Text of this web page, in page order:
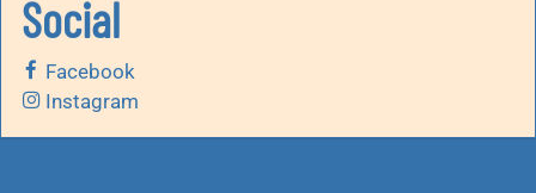
Social
Facebook
Instagram